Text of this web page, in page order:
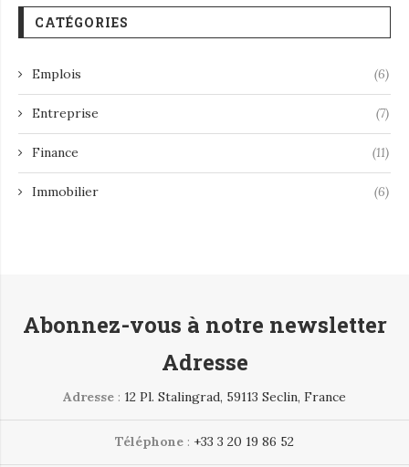
CATÉGORIES
Emplois (6)
Entreprise (7)
Finance (11)
Immobilier (6)
Abonnez-vous à notre newsletter
Adresse
Adresse : 12 Pl. Stalingrad, 59113 Seclin, France
Téléphone : +33 3 20 19 86 52